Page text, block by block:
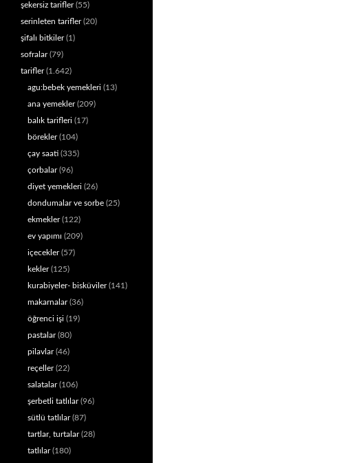
şekersiz tarifler(55)
serinleten tarifler(20)
şifalı bitkiler(1)
sofralar(79)
tarifler(1.642)
agu:bebek yemekleri (13)
ana yemekler(209)
balık tarifleri (17)
börekler(104)
çay saati (335)
çorbalar(96)
diyet yemekleri (26)
dondumalar ve sorbe (25)
ekmekler(122)
ev yapımı (209)
içecekler(57)
kekler(125)
kurabiyeler- bisküviler(141)
makarnalar(36)
öğrenci işi (19)
pastalar(80)
pilavlar(46)
reçeller(22)
salatalar(106)
şerbetli tatlılar(96)
sütlü tatlılar(87)
tartlar, turtalar(28)
tatlılar(180)